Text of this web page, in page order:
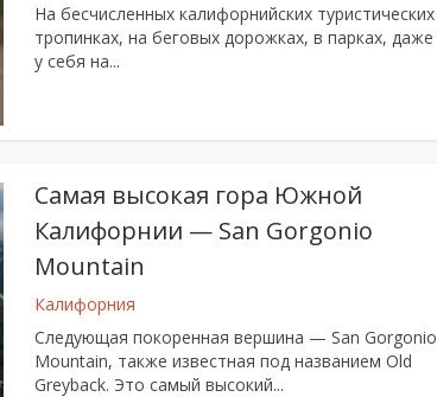
На бесчисленных калифорнийских туристических
тропинках, на беговых дорожках, в парках, даже
у себя на...
Самая высокая гора Южной
Калифорнии — San Gorgonio
Mountain
Калифорния
Следующая покоренная вершина — San Gorgonio
Mountain, также известная под названием Old
Greyback. Это самый высокий...